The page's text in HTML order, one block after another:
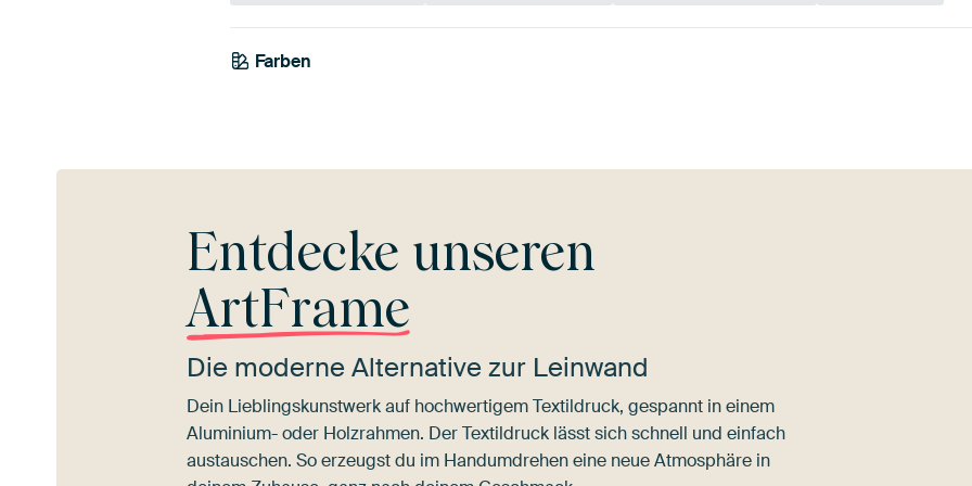
Farben
Gold
Entdecke unseren
ArtFrame
Die moderne Alternative zur Leinwand
Dein Lieblingskunstwerk auf hochwertigem Textildruck, gespannt in einem
Aluminium- oder Holzrahmen. Der Textildruck lässt sich schnell und einfach
austauschen. So erzeugst du im Handumdrehen eine neue Atmosphäre in